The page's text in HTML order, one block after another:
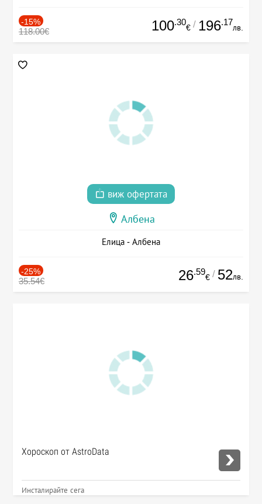
-15%
118.00€ 100.30
€ / 196.17
лв.
виж офертата
Албена
Елица - Албена
-25%
35.54€ 26.59
€ / 52лв.
Хороскоп от AstroData
Инсталирайте сега